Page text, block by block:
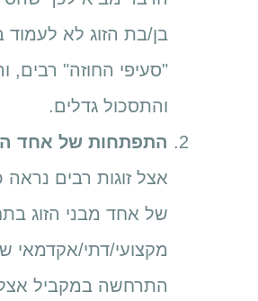
בן/בת הזוג לא לעמוד
"סעיפי החוזה" רבים,
והתסכול גדלים.
התפתחות של אחד
אצל זוגות רבים נראה
של אחד מבני הזוג
מקצועי/דתי/אקדמאי
התרחשה במקביל